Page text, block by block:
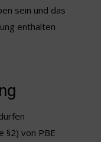
sein und das
enthalten
§2) von PBE